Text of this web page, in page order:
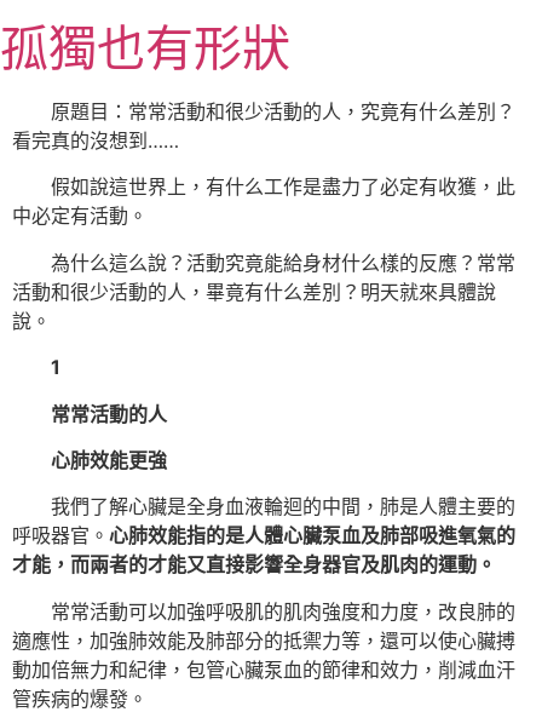
至
主
內
孤獨也有形狀
原題目：常常活動和很少活動的人，究竟有什么差別？
看完真的沒想到……
假如說這世界上，有什么工作是盡力了必定有收獲，此
中必定有活動。
為什么這么說？活動究竟能給身材什么樣的反應？常常
活動和很少活動的人，畢竟有什么差別？明天就來具體說
說。
1
常常活動的人
心肺效能更強
我們了解心臟是全身血液輪迴的中間，肺是人體主要的
呼吸器官。 心肺效能指的是人體心臟泵血及肺部吸進氧氣的
才能，而兩者的才能又直接影響全身器官及肌肉的運動。
常常活動可以加強呼吸肌的肌肉強度和力度，改良肺的
適應性，加強肺效能及肺部分的抵禦力等，還可以使心臟搏
動加倍無力和紀律，包管心臟泵血的節律和效力，削減血汗
管疾病的爆發。